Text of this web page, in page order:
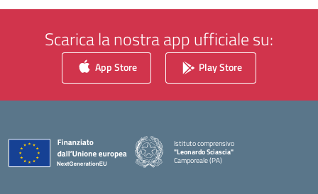
Scarica la nostra app ufficiale su:
App Store Play Store
Istituto comprensivo
"Leonardo Sciascia"
Camporeale (PA)
— Visita la pagina iniziale della scuola